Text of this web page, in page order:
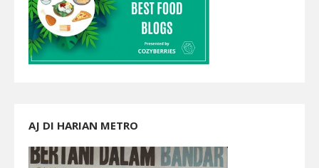
AJ DI HARIAN METRO